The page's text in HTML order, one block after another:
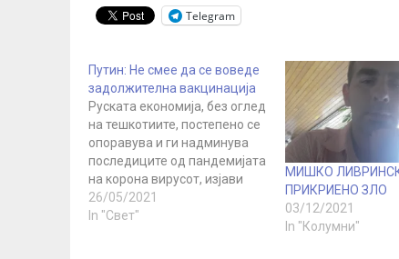
Telegram
Путин: Не смее да се воведе
задолжителна вакцинација
Руската економија, без оглед
на тешкотиите, постепено се
опоравува и ги надминува
последиците од пандемијата
на корона вирусот, изјави
рускиот претседател
Владимир Путин. Тој исто
26/05/2021
In "Свет"
МИШКО
ПРИКРИЕНО ЗЛО
03/12/2021
In "Колумни"